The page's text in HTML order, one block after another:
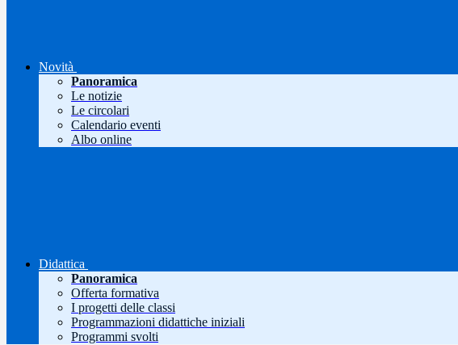
Novità
Panoramica
Le notizie
Le circolari
Calendario eventi
Albo online
Didattica
Panoramica
Offerta formativa
I progetti delle classi
Programmazioni didattiche iniziali
Programmi svolti